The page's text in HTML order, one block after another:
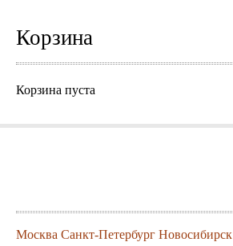
Корзина
Корзина пуста
Москва Санкт-Петербург Новосибирск